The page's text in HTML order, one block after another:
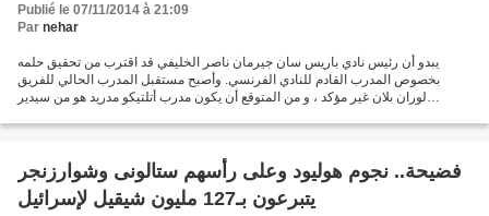
Publié le 07/11/2014 à 21:09
Par nehar
يبدو أن رئيس نادي باريس سان جيرمان ناصر الخليفي قد اقترب من تحقيق حلمه
بخصوص المدرب القادم للنادي الفرنسي. وأصبح مستقبل المدرب الحالي للفريق
لوران بلان غير مؤكد ، و من المتوقع أن يكون مدرب أتلتيكو مدريد هو من سيدير
فضيحة.. نجوم هوليود وعلى رأسهم ستالونى وشوارزنجر
يتبرعون بـ127 مليون شيقيل لإسرائيل